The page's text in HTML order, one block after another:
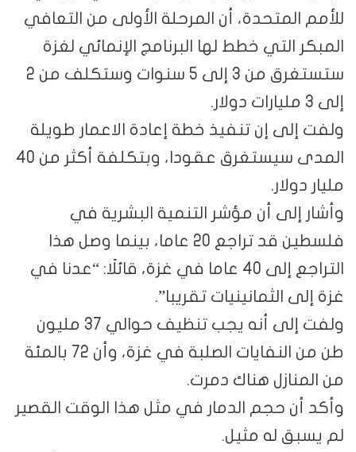
المتحدة، أن المرحلة الأولى من التعافي
التي خطط لها البرنامج الإنمائي لغزة
ستستغرق من 3 إلى 5 سنوات وستكلف من 2
إلى إن تنفيذ خطة إعادة الاعمار طويلة
المدى سيستغرق عقودا، وبتكلفة أكثر من 40
دولار.
إلى أن مؤشر التنمية البشرية في
فلسطين قد تراجع 20 عاما، بينما وصل هذا
التراجع إلى 40 عاما في غزة، قائلًا: “عدنا في
إلى الثمانينيات تقريبا”.
ولفت إلى أنه يجب تنظيف حوالي 37 مليون
طن من النفايات الصلبة في غزة، وأن 72 بالمئة
المنازل هناك دمرت.
أن حجم الدمار في مثل هذا الوقت القصير
يسبق له مثيل.